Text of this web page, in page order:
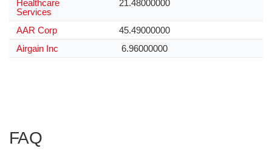
Healthcare
Services
21.48000000
AAR Corp
45.49000000
Airgain Inc
6.96000000
FAQ